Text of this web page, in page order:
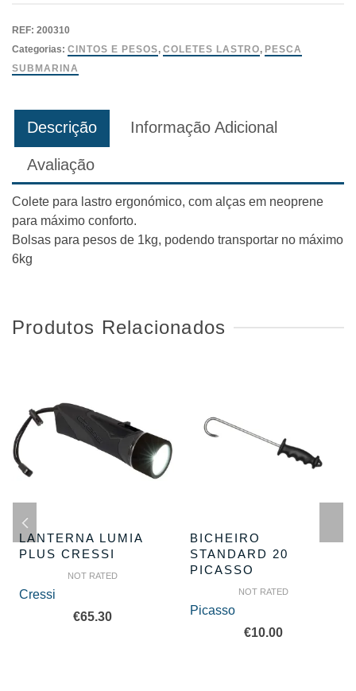
REF: 200310
Categorias: CINTOS E PESOS, COLETES LASTRO, PESCA
SUBMARINA
Descrição Informação Adicional
Avaliação
Colete para lastro ergonómico, com alças em neoprene
para máximo conforto.
Bolsas para pesos de 1kg, podendo transportar no máximo
6kg
Produtos Relacionados
LANTERNA LUMIA
PLUS CRESSI
NOT RATED
Cressi
€65.30
BICHEIRO
STANDARD 20
PICASSO
NOT RATED
Picasso
€10.00